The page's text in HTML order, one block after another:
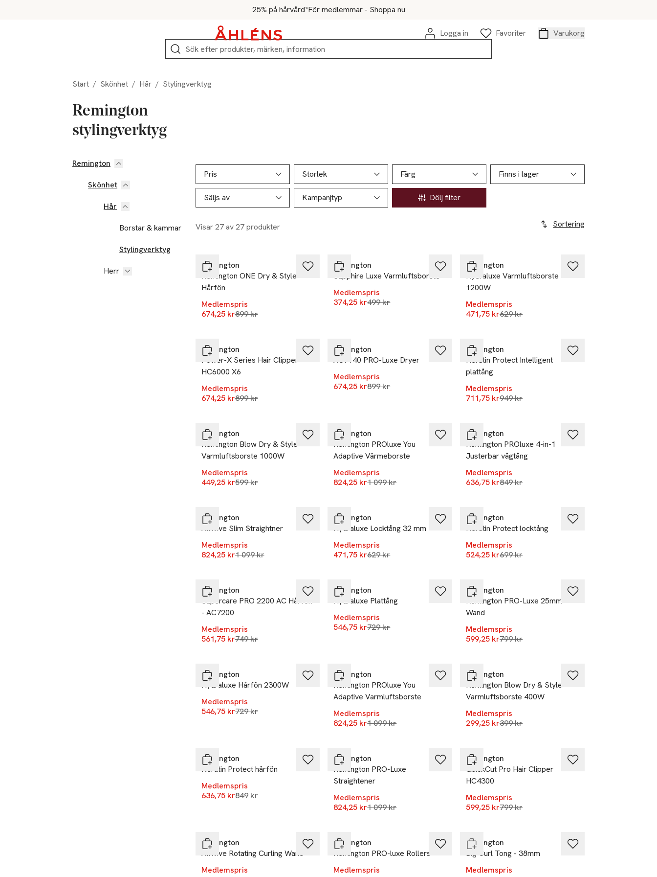
25% på hårvård*För medlemmar - Shoppa nu
Logga in
Favoriter
Varukorg
Sök
Start / Skönhet / Hår / Stylingverktyg
Remington
stylingverktyg
Hoppa till produktsidan
Remington
Skönhet
Hår
Borstar & kammar
Stylingverktyg
Herr
Hoppa till produktsidan
Pris
Storlek Färg Finns i lager
Säljs av Kampanjtyp Dölj filter
Visar 27 av 27 produkter Sortering
Lista över produkter
Remington
Remington ONE Dry & Style
Hårfön
Medlemspris
674,25 krLägsta pris 30 dagar
899 kr
Remington
Sapphire Luxe Varmluftsborste
Medlemspris
374,25 krLägsta pris 30 dagar
499 kr
Remington
Hydraluxe Varmluftsborste
1200W
Medlemspris
471,75 krLägsta pris 30 dagar
629 kr
Remington
Power-X Series Hair Clipper
HC6000 X6
Medlemspris
674,25 krLägsta pris 30 dagar
899 kr
Remington
AC9140 PRO-Luxe Dryer
Medlemspris
674,25 krLägsta pris 30 dagar
899 kr
Remington
Keratin Protect Intelligent
plattång
Medlemspris
711,75 krLägsta pris 30 dagar
949 kr
Remington
Remington Blow Dry & Style
Varmluftsborste 1000W
Medlemspris
449,25 krLägsta pris 30 dagar
599 kr
Remington
Remington PROluxe You
Adaptive Värmeborste
Medlemspris
824,25 krLägsta pris 30 dagar
1 099 kr
Remington
Remington PROluxe 4-in-1
Justerbar vågtång
Medlemspris
636,75 krLägsta pris 30 dagar
849 kr
Remington
AIRvive Slim Straightner
Medlemspris
824,25 krLägsta pris 30 dagar
1 099 kr
Remington
Hydraluxe Locktång 32 mm
Medlemspris
471,75 krLägsta pris 30 dagar
629 kr
Remington
Keratin Protect locktång
Medlemspris
524,25 krLägsta pris 30 dagar
699 kr
Remington
Supercare PRO 2200 AC Hårfön
- AC7200
Medlemspris
561,75 krLägsta pris 30 dagar
749 kr
Remington
Hydraluxe Plattång
Medlemspris
546,75 krLägsta pris 30 dagar
729 kr
Remington
Remington PRO-Luxe 25mm
Wand
Medlemspris
599,25 krLägsta pris 30 dagar
799 kr
Remington
Hydraluxe Hårfön 2300W
Medlemspris
546,75 krLägsta pris 30 dagar
729 kr
Remington
Remington PROluxe You
Adaptive Varmluftsborste
Medlemspris
824,25 krLägsta pris 30 dagar
1 099 kr
Remington
Remington Blow Dry & Style
Varmluftsborste 400W
Medlemspris
299,25 krLägsta pris 30 dagar
399 kr
Remington
Keratin Protect hårfön
Medlemspris
636,75 krLägsta pris 30 dagar
849 kr
Remington
Remington PRO-Luxe
Straightener
Medlemspris
824,25 krLägsta pris 30 dagar
1 099 kr
Remington
QuickCut Pro Hair Clipper
HC4300
Medlemspris
599,25 krLägsta pris 30 dagar
799 kr
Remington
AIRvive Rotating Curling Wand
Medlemspris
Remington
Remington PRO-luxe Rollers
Medlemspris
-25%
Remington
Big Curl Tong - 38mm
Medlemspris